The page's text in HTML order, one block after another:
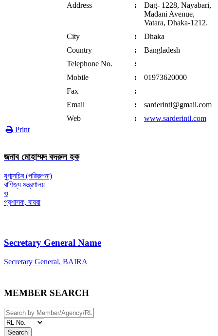
Address
:
Dag- 1228, Nayabari,
Madani Avenue,
Vatara, Dhaka-1212.
City
:
Dhaka
Country
:
Bangladesh
Telephone No.
:
Mobile
:
01973620000
Fax
:
Email
:
sarderintl@gmail.com
Web
:
www.sarderintl.com
Print
জনাব মোহাম্মদ বদরুল হক
যুগ্মসচিব (পরিকল্পনা)
বাণিজ্য মন্ত্রণালয়
ও
প্রশাসক, বায়রা
Secretary General Name
Secretary General, BAIRA
MEMBER SEARCH
Search